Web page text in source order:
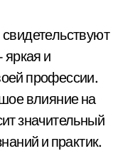
и
профессии.
влияние на
значительный
и практик.